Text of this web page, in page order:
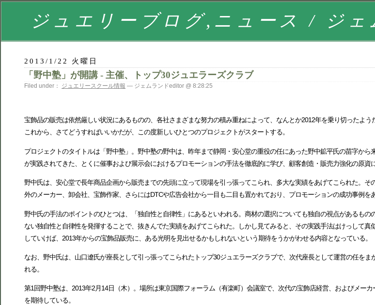
ジュエリーブログ,ニュース / ジェ
2013/1/22 火曜日
「野中塾」が開講 - 主催、トップ30ジュエラーズクラブ
Filed under： ジュエリースクール情報 — ジェムランドeditor @ 8:28:25
宝飾品の販売は依然厳しい状況にあるものの、各社さまざまな努力の積み重ねによって、なんとか2012年を乗り切ったよう
これから、さてどうすればいいかだが、この度新しいひとつのプロジェクトがスタートする。
プロジェクトのタイトルは「野中塾」。野中塾の野中は、昨年まで静岡・安心堂の重役の任にあった野中鉱平氏の苗字か
が実践されてきた、とくに催事および展示会におけるプロモーションの手法を徹底的に学び、顧客創造・販売力強化の原資
野中氏は、安心堂で長年商品企画から販売までの先頭に立って現場を引っ張ってこられ、多大な実績をあげてこられた。
外のメーカー、卸会社、宝飾作家、さらにはDTCや広告会社から一目も二目も置かれており、プロモーションの成功事例を
野中氏の手法のポイントのひとつは、「独自性と自律性」にあるといわれる。商材の選択についても独自の視点があるも
ない独自性と自律性を発揮することで、抜きんでた実績をあげてこられた。しかし見てみると、その実践手法はけっして
していけば、2013年からの宝飾品販売に、ある光明を見出せるかもしれないという期待をうかがわせる内容となっている。
なお、野中氏は、山口遼氏が座長として引っ張ってこられたトップ30ジュエラーズクラブで、次代座長として運営の任を
れる。
第1回野中塾は、2013年2月14日（木）。場所は東京国際フォーラム（有楽町）会議室で、次代の宝飾店経営、およびメー
を期待している。